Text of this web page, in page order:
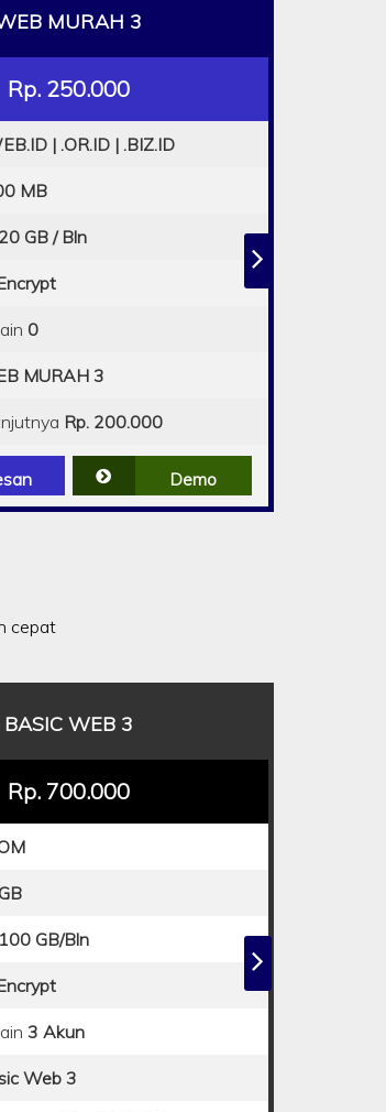
MURAH 3
Rp. 250.000
| .OR.ID | .BIZ.ID
MB
20 GB / Bln
0
MURAH 3
Rp. 200.000
Demo
cepat
BASIC WEB 3
Rp. 700.000
100 GB/Bln
3 Akun
Web 3